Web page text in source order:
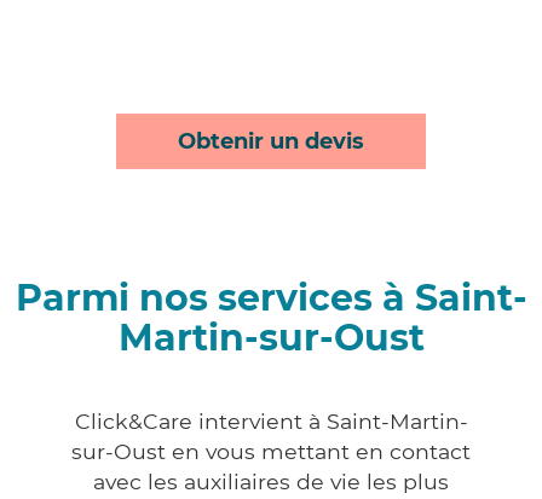
Obtenir un devis
Parmi nos services à Saint-
Martin-sur-Oust
Click&Care intervient à Saint-Martin-
sur-Oust en vous mettant en contact
avec les auxiliaires de vie les plus